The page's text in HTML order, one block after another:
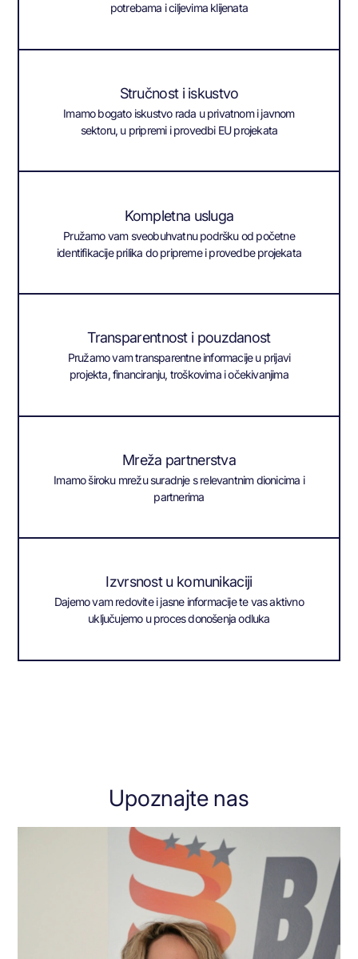
potrebama i ciljevima klijenata
Stručnost i iskustvo
Imamo bogato iskustvo rada u privatnom i javnom
sektoru, u pripremi i provedbi EU projekata
Kompletna usluga
Pružamo vam sveobuhvatnu podršku od početne
identifikacije prilika do pripreme i provedbe projekata
Transparentnost i pouzdanost
Pružamo vam transparentne informacije u prijavi
projekta, financiranju, troškovima i očekivanjima
Mreža partnerstva
Imamo široku mrežu suradnje s relevantnim dionicima i
partnerima
Izvrsnost u komunikaciji
Dajemo vam redovite i jasne informacije te vas aktivno
uključujemo u proces donošenja odluka
Upoznajte nas